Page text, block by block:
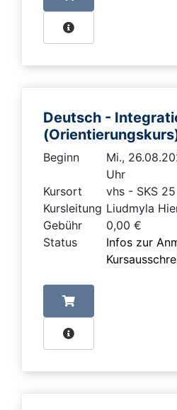
Deutsch -
Beginn
Mi.,
Uhr
Kursort
vhs - SKS 25
Kursleitung Liudmyla
Gebühr
0,00 €
Status
Infos zur